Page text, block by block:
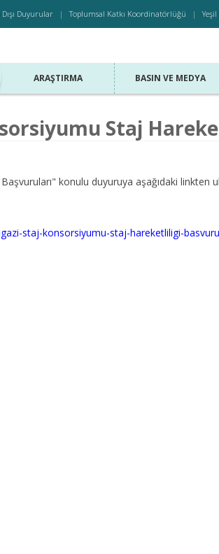
Duyurular Toplumsal Katkı Koordinatörlüğü
ARAŞTIRMA BASIN VE MEDYA
Staj
konulu duyuruya aşağıdaki linkten
staj-konsorsiyumu-staj-hareketliligi-